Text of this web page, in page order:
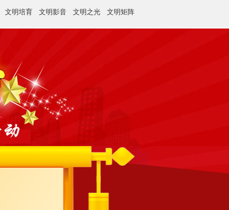
文明培育 文明影音 文明之光 文明矩阵